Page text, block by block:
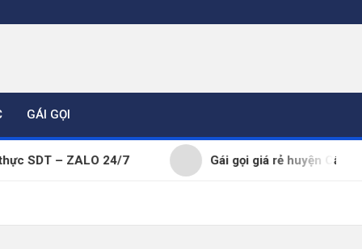
GÁI GỌI
– ZALO 24/7 Gái gọi giá rẻ huyện Cẩm Giàng